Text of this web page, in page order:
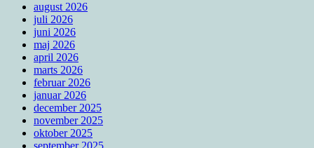
august 2026
juli 2026
juni 2026
maj 2026
april 2026
marts 2026
februar 2026
januar 2026
december 2025
november 2025
oktober 2025